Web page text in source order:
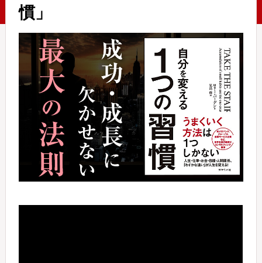
慣」